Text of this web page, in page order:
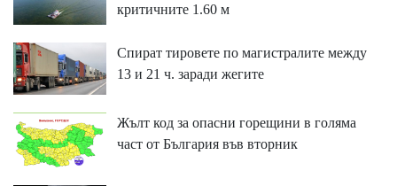
критичните 1.60 м
Спират тировете по магистралите между
13 и 21 ч. заради жегите
Жълт код за опасни горещини в голяма
част от България във вторник